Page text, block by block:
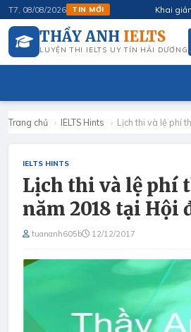
T7, 08/08/2026 TIN MỚI Khai giảng
THẦY ANH IELTS
LUYỆN THI IELTS UY TÍN HẢI DƯƠNG
Trang chủ › IELTS Hints › Lịch thi và lệ phí thi
IELTS HINTS
Lịch thi và lệ phí
năm 2018 tại Hội
tuananh605b 12/12/2017